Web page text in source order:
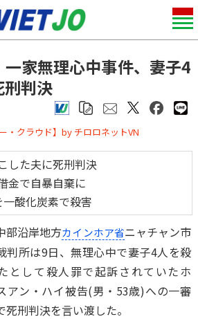
家無理心中事件、妻子4
判決
・クラウド】by チロロネットVN
した夫に死刑判決
金で自暴自棄に
酸化炭素で殺害
部沿岸地方カインホア省ニャチャン市
判所は9日、無理心中で妻子4人を殺
として殺人罪で起訴されていたホ
アン・ハイ被告(男・53歳)への一審
死刑判決を言い渡した。